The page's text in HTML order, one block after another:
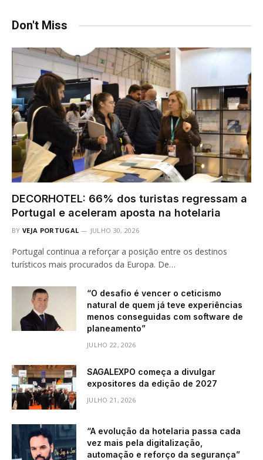
Don't Miss
DECORHOTEL: 66% dos turistas regressam a
Portugal e aceleram aposta na hotelaria
BY VEJA PORTUGAL JULHO 30, 2026
Portugal continua a reforçar a posição entre os destinos
turísticos mais procurados da Europa. De…
“O desafio é vencer o ceticismo
natural de quem já teve experiências
menos conseguidas com software de
planeamento”
JULHO 22, 2026
SAGALEXPO começa a divulgar
expositores da edição de 2027
JULHO 21, 2026
“A evolução da hotelaria passa cada
vez mais pela digitalização,
automação e reforço da segurança”